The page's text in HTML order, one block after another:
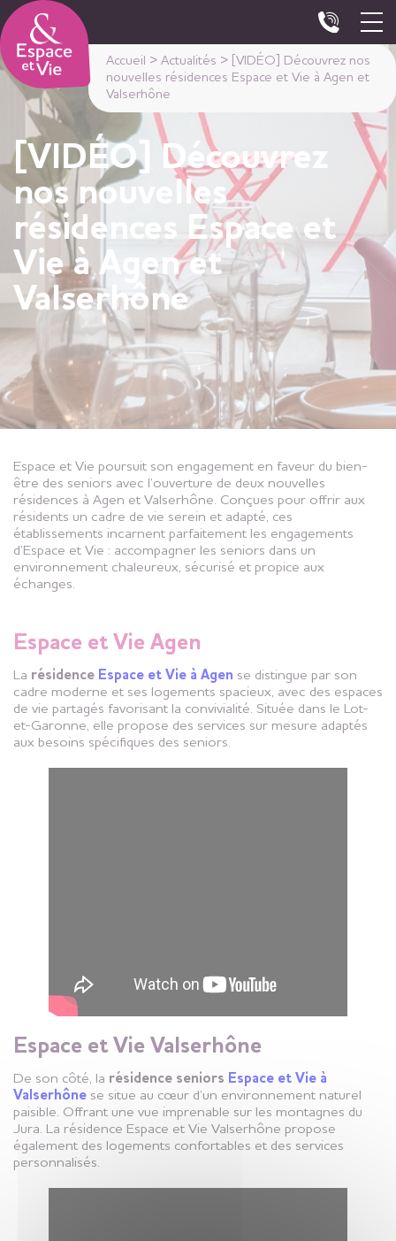
Accueil > Actualités > [VIDÉO] Découvrez nos
nouvelles résidences Espace et Vie à Agen et
Valserhône
[VIDÉO] Découvrez
nos nouvelles
résidences Espace et
Vie à Agen et
Valserhône
Espace et Vie poursuit son engagement en faveur du bien-
être des seniors avec l’ouverture de deux nouvelles
résidences à Agen et Valserhône. Conçues pour offrir aux
résidents un cadre de vie serein et adapté, ces
établissements incarnent parfaitement les engagements
d’Espace et Vie : accompagner les seniors dans un
environnement chaleureux, sécurisé et propice aux
échanges.
Espace et Vie Agen
La résidence Espace et Vie à Agen se distingue par son
cadre moderne et ses logements spacieux, avec des espaces
de vie partagés favorisant la convivialité. Située dans le Lot-
et-Garonne, elle propose des services sur mesure adaptés
aux besoins spécifiques des seniors.
Espace et Vie Valserhône
De son côté, la résidence seniors Espace et Vie à
Valserhône se situe au cœur d’un environnement naturel
paisible. Offrant une vue imprenable sur les montagnes du
Jura. La résidence Espace et Vie Valserhône propose
également des logements confortables et des services
personnalisés.
Panneau de gestion des cookies